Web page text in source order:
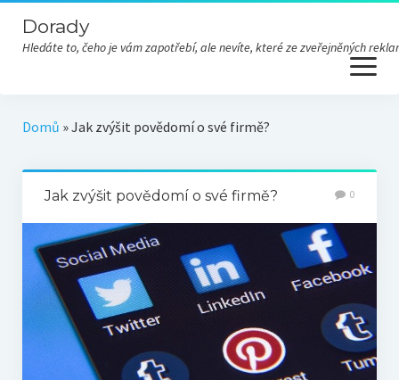
Dorady
Hledáte to, čeho je vám zapotřebí, ale nevíte, které ze zveřejněných
open
menu
Domů »Jak zvýšit povědomí o své firmě?
Jak zvýšit povědomí o své firmě? 0